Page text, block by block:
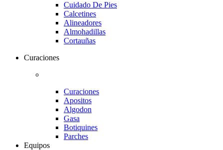
Cuidado De Pies
Calcetines
Alineadores
Almohadillas
Cortauñas
Curaciones
Curaciones
Apositos
Algodon
Gasa
Botiquines
Parches
Equipos